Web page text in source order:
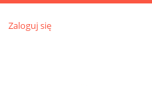
Zaloguj się